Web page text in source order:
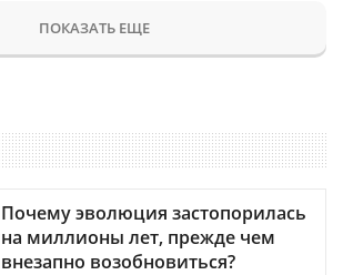
ПОКАЗАТЬ ЕЩЕ
Почему эволюция застопорилась
на миллионы лет, прежде чем
внезапно возобновиться?